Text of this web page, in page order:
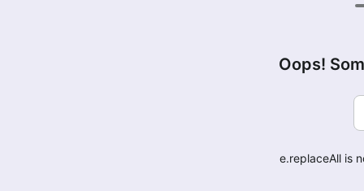
Oops!
e.replaceAll is